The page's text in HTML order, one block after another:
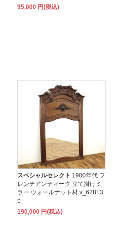
95,000 円(税込)
スペシャルセレクト 1900年代 フ
レンチアンティーク 立て掛けミ
ラー ウォールナット材 v_62813
b
190,000 円(税込)